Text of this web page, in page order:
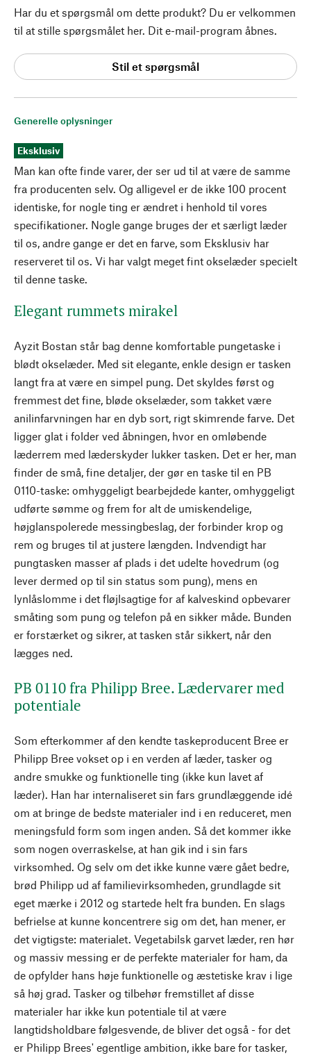
Generelle oplysninger
Eksklusiv
Man kan ofte finde varer, der ser ud til at være de samme
fra producenten selv. Og alligevel er de ikke 100 procent
identiske, for nogle ting er ændret i henhold til vores
specifikationer. Nogle gange bruges der et særligt læder
til os, andre gange er det en farve, som Eksklusiv har
reserveret til os. Vi har valgt meget fint okselæder specielt
til denne taske.
Elegant rummets mirakel
Ayzit Bostan står bag denne komfortable pungetaske i
blødt okselæder. Med sit elegante, enkle design er tasken
langt fra at være en simpel pung. Det skyldes først og
fremmest det fine, bløde okselæder, som takket være
anilinfarvningen har en dyb sort, rigt skimrende farve. Det
ligger glat i folder ved åbningen, hvor en omløbende
læderrem med læderskyder lukker tasken. Det er her, man
finder de små, fine detaljer, der gør en taske til en PB
0110-taske: omhyggeligt bearbejdede kanter, omhyggeligt
udførte sømme og frem for alt de umiskendelige,
højglanspolerede messingbeslag, der forbinder krop og
rem og bruges til at justere længden. Indvendigt har
pungtasken masser af plads i det udelte hovedrum (og
lever dermed op til sin status som pung), mens en
lynlåslomme i det fløjlsagtige for af kalveskind opbevarer
småting som pung og telefon på en sikker måde. Bunden
er forstærket og sikrer, at tasken står sikkert, når den
lægges ned.
PB 0110 fra Philipp Bree. Lædervarer med
potentiale
Som efterkommer af den kendte taskeproducent Bree er
Philipp Bree vokset op i en verden af læder, tasker og
andre smukke og funktionelle ting (ikke kun lavet af
læder). Han har internaliseret sin fars grundlæggende idé
om at bringe de bedste materialer ind i en reduceret, men
meningsfuld form som ingen anden. Så det kommer ikke
som nogen overraskelse, at han gik ind i sin fars
virksomhed. Og selv om det ikke kunne være gået bedre,
brød Philipp ud af familievirksomheden, grundlagde sit
eget mærke i 2012 og startede helt fra bunden. En slags
befrielse at kunne koncentrere sig om det, han mener, er
det vigtigste: materialet. Vegetabilsk garvet læder, ren hør
og massiv messing er de perfekte materialer for ham, da
de opfylder hans høje funktionelle og æstetiske krav i lige
så høj grad. Tasker og tilbehør fremstillet af disse
materialer har ikke kun potentiale til at være
langtidsholdbare følgesvende, de bliver det også - for det
er Philipp Brees' egentlige ambition, ikke bare for tasker,
Har du et spørgsmål om dette produkt? Du er velkommen
til at stille spørgsmålet her. Dit e-mail-program åbnes.
Stil et spørgsmål